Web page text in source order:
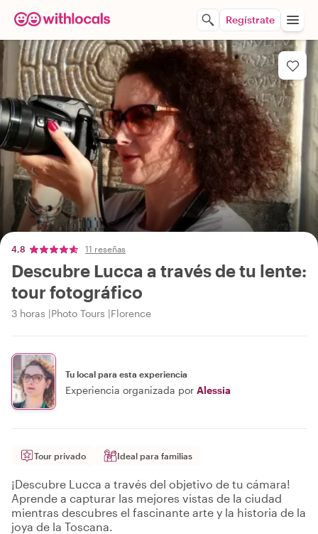
Regístrate
4,8 11 reseñas
Descubre Lucca a través de tu lente:
tour fotográfico
3 horas Photo Tours Florence
Tu local para esta experiencia
Experiencia organizada por Alessia
Tour privado Ideal para familias
¡Descubre Lucca a través del objetivo de tu cámara!
Aprende a capturar las mejores vistas de la ciudad
mientras descubres el fascinante arte y la historia de la
joya de la Toscana.